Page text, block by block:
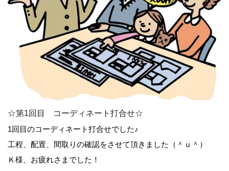
☆第1回目 コーディネート打合せ☆
1回目のコーディネート打合せでした♪
工程、配置、間取りの確認をさせて頂きました（＾ｕ＾）
Ｋ様、お疲れさまでした！